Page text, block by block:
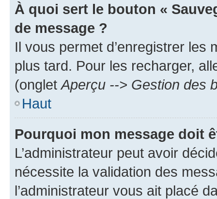
À quoi sert le bouton «
de message ?
Il vous permet d’enregistrer
plus tard. Pour les recharger,
(onglet Aperçu --> Gestion des
Haut
Pourquoi mon message doit
L’administrateur peut avoir
nécessite la validation des
l’administrateur vous ait placé